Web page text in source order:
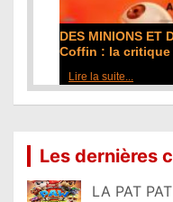
L'ODYSSÉE de
critique du film
Lire la suite...
Les dernières
LA PAT